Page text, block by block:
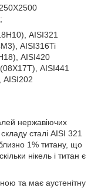
AISI321
AISI316Ti
AISI420
AISI441
нержавіючих
сталі AISI 321
1% титану, що
нікель і титан є
та має аустенітну